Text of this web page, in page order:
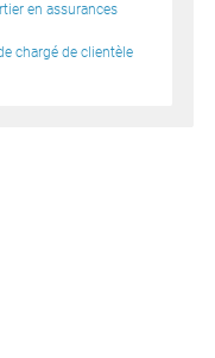
en assurances
chargé de clientèle